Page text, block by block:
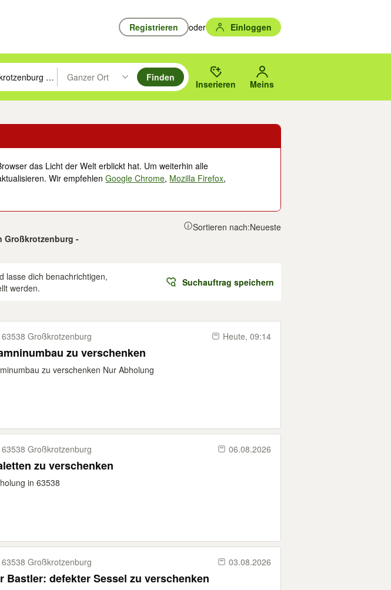
Registrieren oder Einloggen
Pfeiltasten nach oben/unten durchsuchen und mit Eingabetaste auswählen.
eingeben. Eingabetaste drücken um zu suchen, oder Vorschläge mit den Pfeiltasten nach oben/
Ganzer Ort
Suche im Umkreis des gewählten Orts oder PLZ.
Finden
Inserieren Meins
das Licht der Welt erblickt hat. Um weiterhin alle
Wir empfehlenGoogle Chrome, Mozilla Firefox,
Großkrotzenburg -
Sortieren nach:Neueste
lasse dich benachrichtigen,
werden.
Suchauftrag speichern
63538 Großkrotzenburg
Heute, 09:14
zu verschenken
zu verschenken Nur Abholung
63538 Großkrotzenburg 06.08.2026
zu verschenken
in 63538
63538 Großkrotzenburg 03.08.2026
Bastler: defekter Sessel zu verschenken